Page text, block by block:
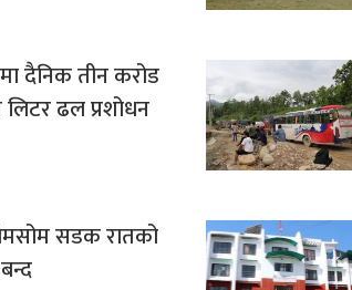
दैनिक तीन करोड
ढल प्रशोधन
सडक रातको